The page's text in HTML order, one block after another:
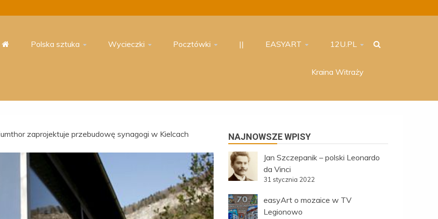
Polska sztuka Wycieczki Pocztówki || EASYART 12U.PL
Kraina Witraży
zaprojektuje przebudowę synagogi w Kielcach NAJNOWSZE WPISY
Jan Szczepanik – polski Leonardo
da Vinci
31 stycznia 2022
easyArt o mozaice w TV
Legionowo